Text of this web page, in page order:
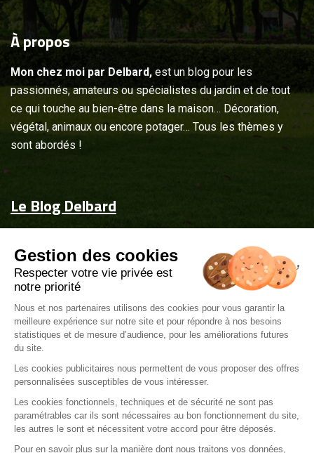
Àpropos
Mon chez moi par Delbard, est un blog pour les
passionnés, amateurs ou spécialistes du jardin et de tout
ce qui touche au bien-être dans la maison… Décoration,
végétal, animaux ou encore potager… Tous les thèmes y
sont abordés !
Le Blog Delbard
Jardin & maison
Inspiration
Couvrez-les d'attentions
Delbard.fr
Mentions légales
Politique de gestions de cookies
Gestion des cookies
Respecter votre vie privée est
notre priorité
Nous et nos partenaires utilisons des cookies pour vous garantir la
meilleure expérience sur notre site et pour répondre à nos besoins
statistiques et de mesure d’audience, pour les améliorations futures
du site.
Les cookies publicitaires nous permettent de vous proposer des offres
personnalisées susceptibles de vous intéresser.
Les cookies fonctionnels, techniques et de sécurité ne sont pas
paramétrables car ils sont nécessaires au bon fonctionnement du site,
les autres le sont et nécessitent votre accord pour être déposés.
Pour en savoir plus sur la manière dont nous traitons vos données,